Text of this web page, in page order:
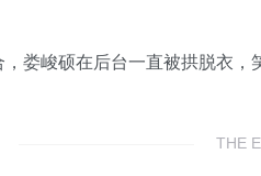
娄峻硕在后台一直被拱脱衣
THE